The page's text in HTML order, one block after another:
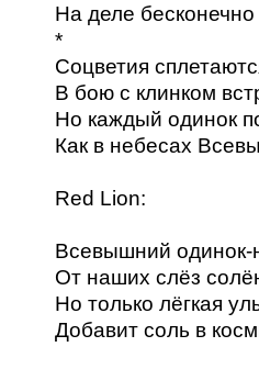
На деле бесконечно
*
Соцветия
В бою с клинком
Но каждый одинок
Как в небесах
Red Lion:
Всевышний одинок-
От наших слёз
Но только лёгкая
Добавит соль в